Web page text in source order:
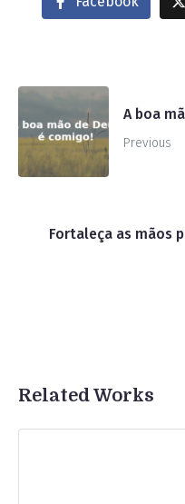
A boa
Previous
Fortaleça as mãos
Related Works